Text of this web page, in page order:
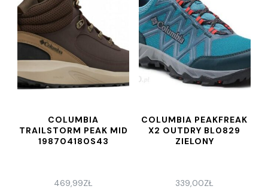
COLUMBIA
TRAILSTORM PEAK MID
198704180S43
469,99ZŁ
COLUMBIA PEAKFREAK
X2 OUTDRY BL0829
ZIELONY
339,00ZŁ